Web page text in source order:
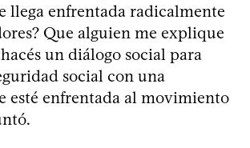
llega enfrentada radicalmente
Que alguien me explique
un diálogo social para
social con una
esté enfrentada al movimiento